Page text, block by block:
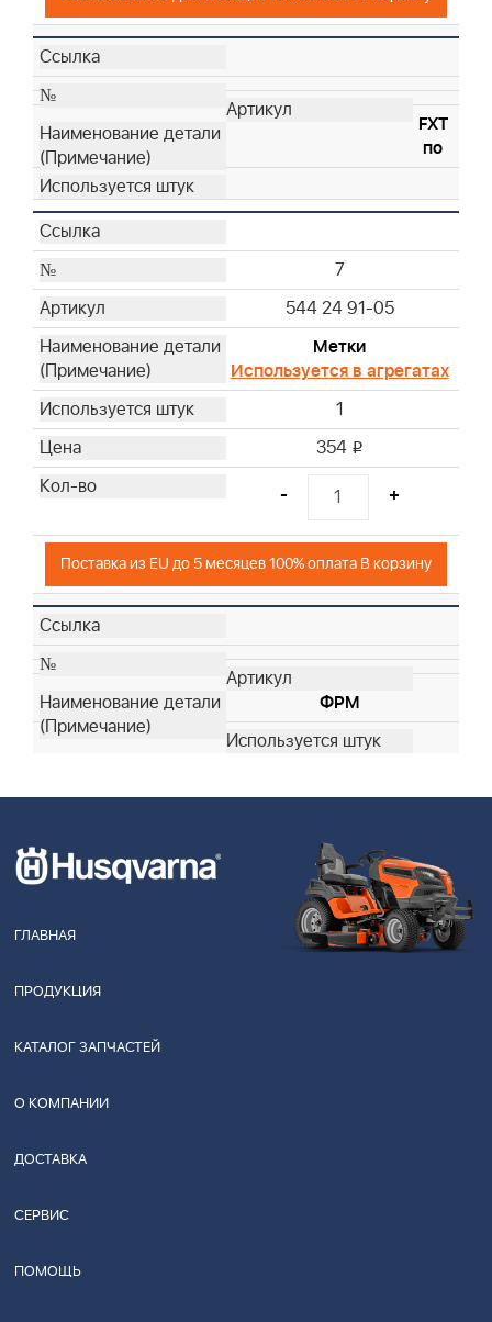
FXT
по
7
544 24 91-05
Метки
Используется в агрегатах
1
354 i
- +
Поставка из EU до 5 месяцев 100% оплата В корзину
ФРМ
ГЛАВНАЯ
ПРОДУКЦИЯ
КАТАЛОГ ЗАПЧАСТЕЙ
О КОМПАНИИ
ДОСТАВКА
СЕРВИС
ПОМОЩЬ